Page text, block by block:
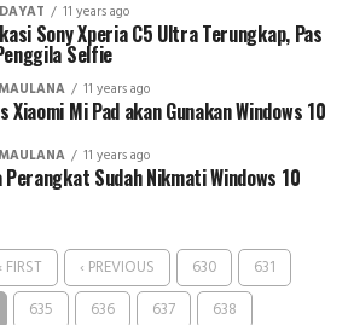
11 years ago
Sony Xperia C5 Ultra Terungkap, Pas
Selfie
11 years ago
Xiaomi Mi Pad akan Gunakan Windows 10
11 years ago
Perangkat Sudah Nikmati Windows 10
FIRST ‹ PREVIOUS 630
631
635 636 637
638